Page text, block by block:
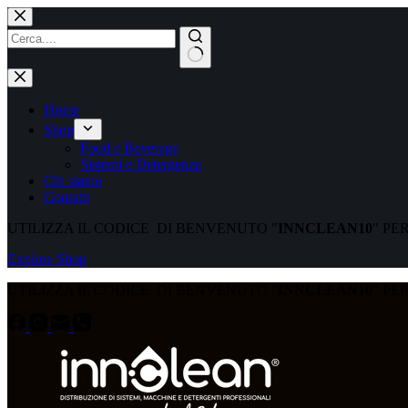
Home
Shop
Food e Beverage
Sistemi e Detergenza
Chi siamo
Contatti
UTILIZZA IL CODICE DI BENVENUTO " INNCLEAN10"
Explore Shop